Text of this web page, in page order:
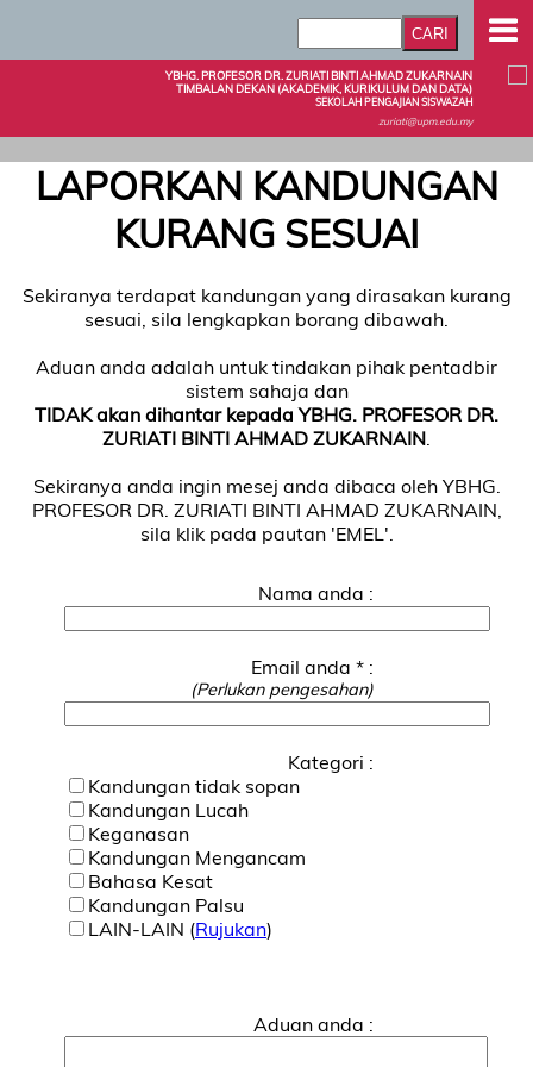
YBHG. PROFESOR DR. ZURIATI BINTI AHMAD ZUKARNAIN
TIMBALAN DEKAN (AKADEMIK, KURIKULUM DAN DATA)
SEKOLAH PENGAJIAN SISWAZAH
zuriati@upm.edu.my
LAPORKAN KANDUNGAN
KURANG SESUAI
Sekiranya terdapat kandungan yang dirasakan kurang
sesuai, sila lengkapkan borang dibawah.
Aduan anda adalah untuk tindakan pihak pentadbir
sistem sahaja dan
TIDAK akan dihantar kepada YBHG. PROFESOR DR.
ZURIATI BINTI AHMAD ZUKARNAIN
Sekiranya anda ingin mesej anda dibaca oleh YBHG.
PROFESOR DR. ZURIATI BINTI AHMAD ZUKARNAIN,
sila klik pada pautan 'EMEL'.
Nama anda :
Email anda * :
(Perlukan pengesahan)
Kategori :
Kandungan tidak sopan
Kandungan Lucah
Keganasan
Kandungan Mengancam
Bahasa Kesat
Kandungan Palsu
LAIN-LAIN (Rujukan)
Aduan anda :